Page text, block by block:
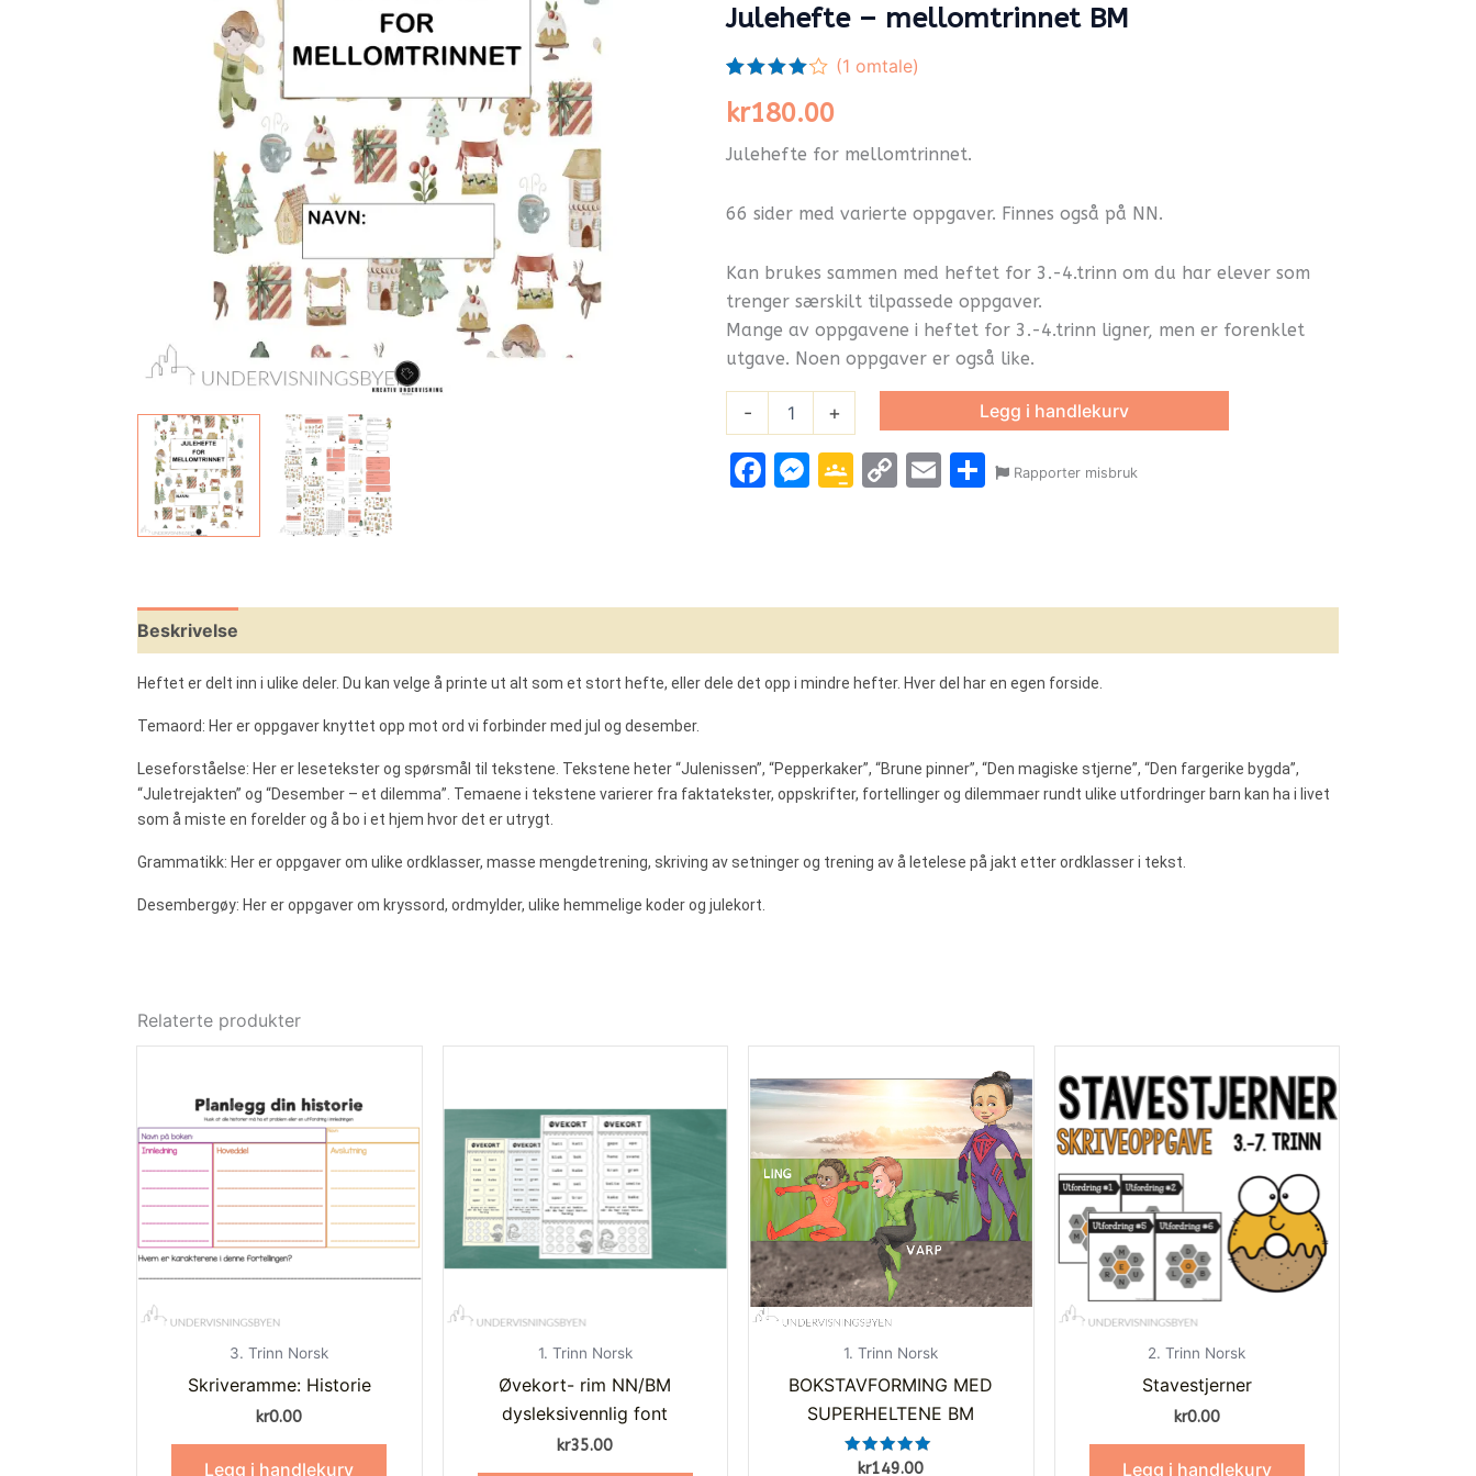
Julehefte – mellomtrinnet BM
4.00 av 5
basert
på
kundevurdering
(1 omtale)
kr180.00
Julehefte for mellomtrinnet.
66 sider med varierte oppgaver. Finnes også på NN.
Kan brukes sammen med heftet for 3.-4.trinn om du har elever som
trenger særskilt tilpassede oppgaver.
Mange av oppgavene i heftet for 3.-4.trinn ligner, men er forenklet
utgave. Noen oppgaver er også like.
- + Legg i handlekurv
Facebook
Messenger
Google
CopyEmailShare
Rapporter misbruk
Beskrivelse
Heftet er delt inn i ulike deler. Du kan velge å printe ut alt som et stort hefte, eller dele det opp i mindre hefter. Hver del har en egen forside.
Temaord: Her er oppgaver knyttet opp mot ord vi forbinder med jul og desember.
Leseforståelse: Her er lesetekster og spørsmål til tekstene. Tekstene heter “Julenissen”, “Pepperkaker”, “Brune pinner”, “Den magiske stjerne”, “Den fargerike bygda”,
“Juletrejakten” og “Desember – et dilemma”. Temaene i tekstene varierer fra faktatekster, oppskrifter, fortellinger og dilemmaer rundt ulike utfordringer barn kan ha i livet
som å miste en forelder og å bo i et hjem hvor det er utrygt.
Grammatikk: Her er oppgaver om ulike ordklasser, masse mengdetrening, skriving av setninger og trening av å letelese på jakt etter ordklasser i tekst.
Desembergøy: Her er oppgaver om kryssord, ordmylder, ulike hemmelige koder og julekort.
Relaterte produkter
3. Trinn Norsk
Skriveramme: Historie
kr0.00
Legg i handlekurv
1. Trinn Norsk
Øvekort- rim NN/BM
dysleksivennlig font
kr35.00
1. Trinn Norsk
BOKSTAVFORMING MED
SUPERHELTENE BM
Vurdert
kr149.00
2. Trinn Norsk
Stavestjerner
kr0.00
Legg i handlekurv